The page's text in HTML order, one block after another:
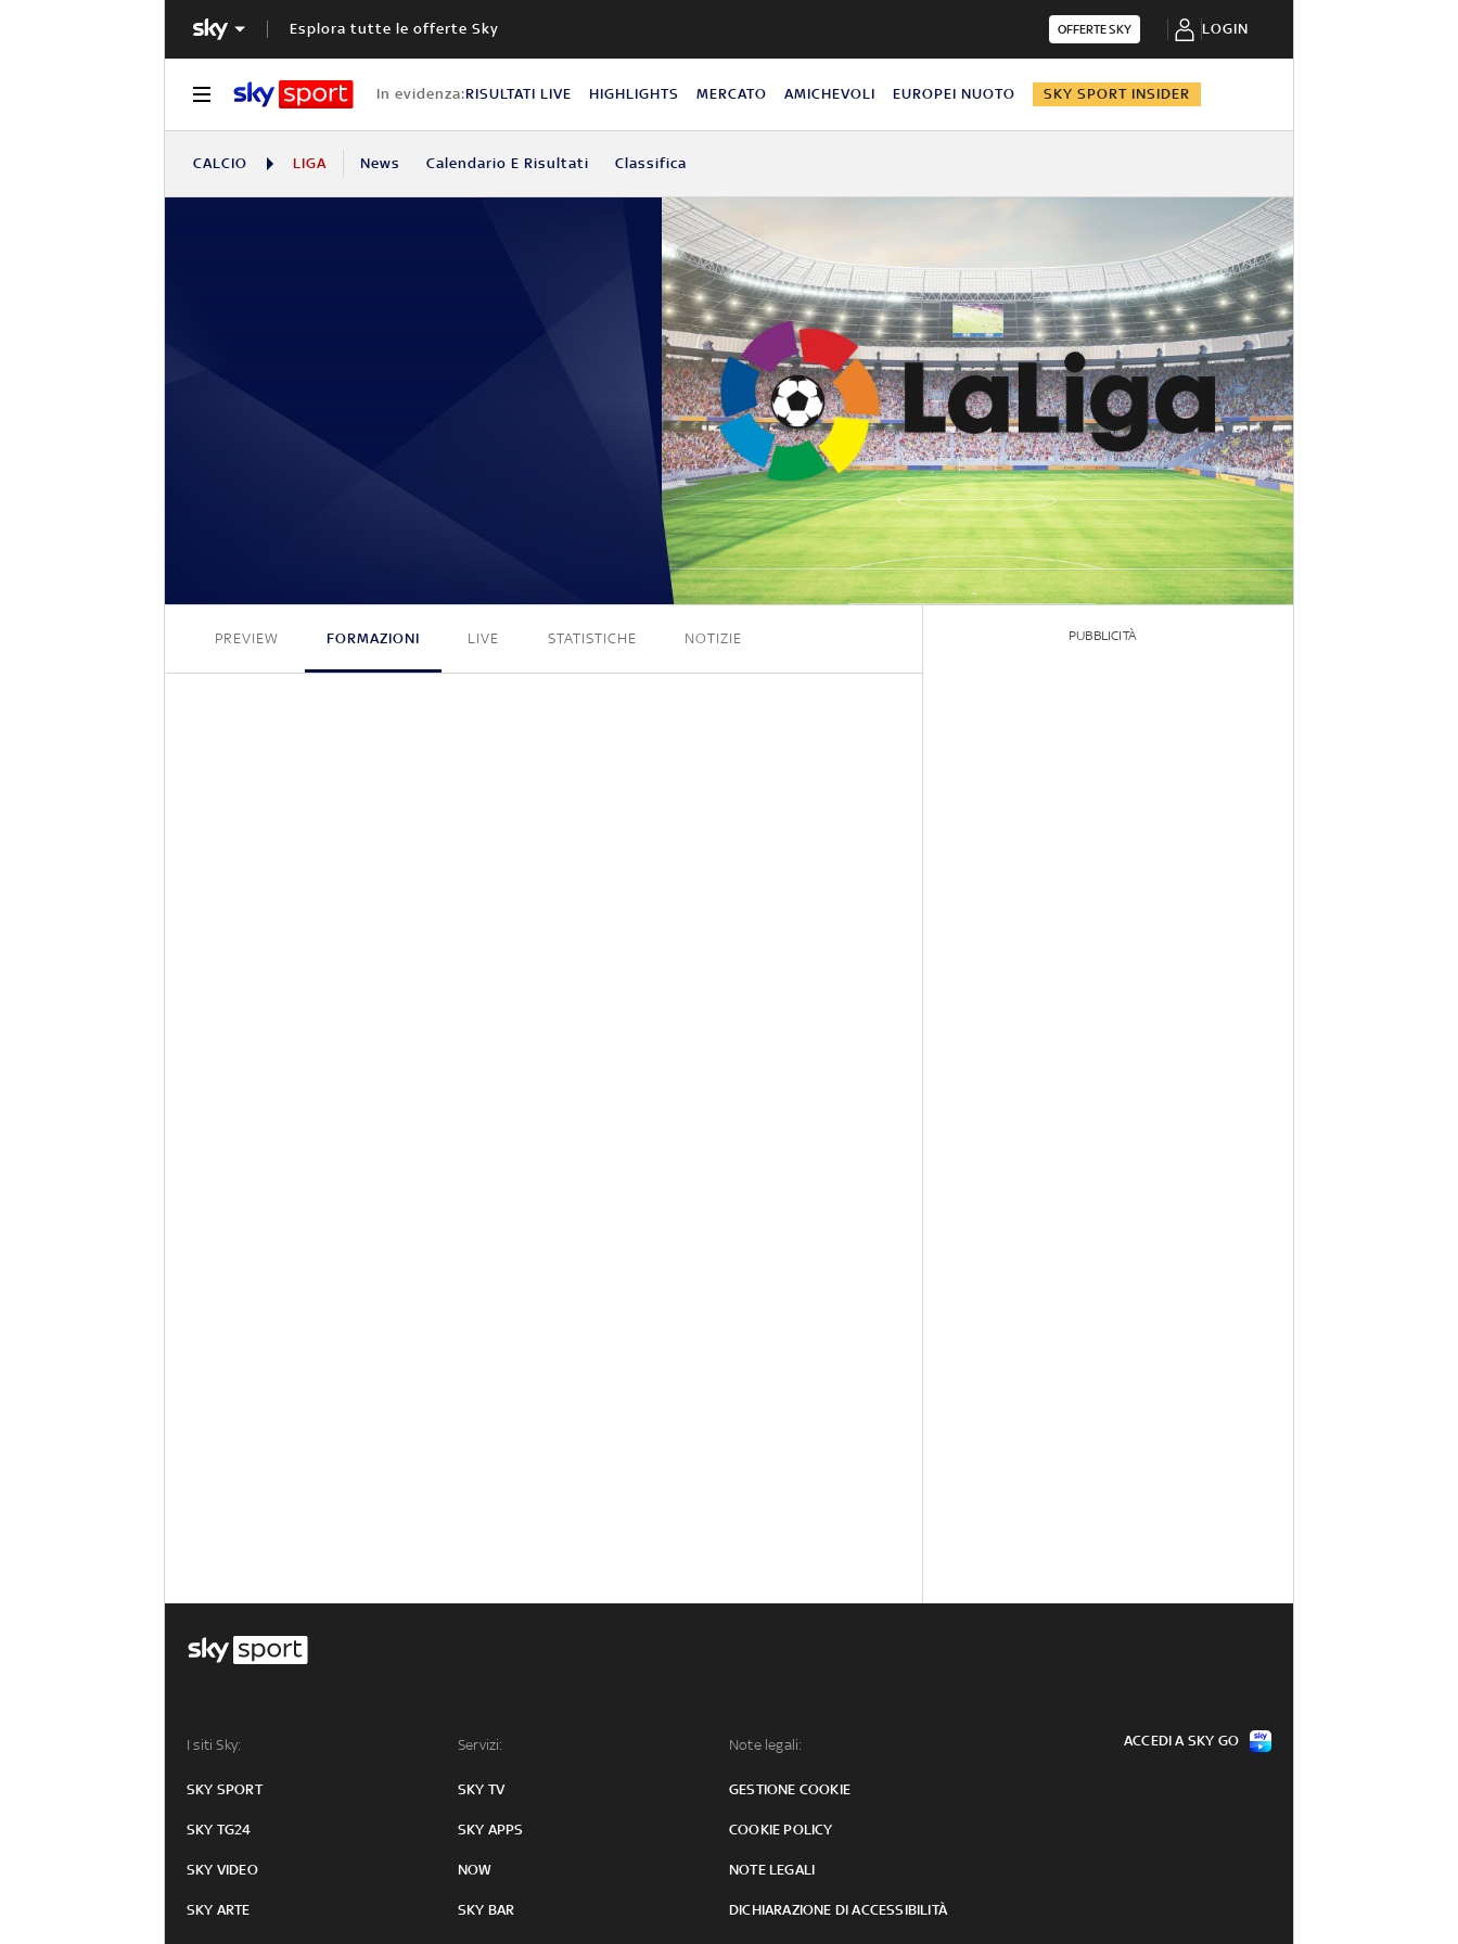
Esplora tutte le offerte Sky OFFERTE SKY LOGIN
In evidenza:RISULTATI LIVE HIGHLIGHTS MERCATO AMICHEVOLI EUROPEI NUOTO SKY SPORT INSIDER
CALCIO LIGA News Calendario E Risultati Classifica
5 - 1
PREVIEW FORMAZIONI LIVE STATISTICHE NOTIZIE PUBBLICITÀ
I siti Sky:
SKY SPORT
SKY TG24
SKY VIDEO
SKY ARTE
Servizi:
SKY TV
SKY APPS
NOW
SKY BAR
Note legali:
GESTIONE COOKIE
COOKIE POLICY
NOTE LEGALI
DICHIARAZIONE DI ACCESSIBILITÀ
ACCEDI A SKY GO